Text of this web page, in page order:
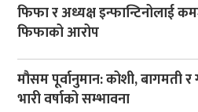
फिफा र अध्यक्ष इन्फान्टिनोलाई
फिफाको आरोप
मौसम पूर्वानुमान: कोशी, बागमती
भारी वर्षाको सम्भावना